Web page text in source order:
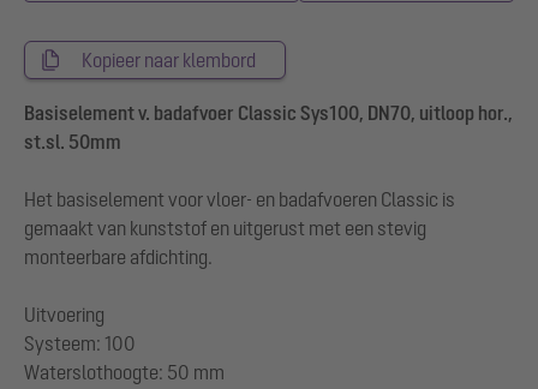
Kopieer naar klembord
Basiselement v. badafvoer Classic Sys100, DN70, uitloop hor.,
st.sl. 50mm
Het basiselement voor vloer- en badafvoeren Classic is
gemaakt van kunststof en uitgerust met een stevig
monteerbare afdichting.
Uitvoering
Systeem: 100
Waterslothoogte: 50 mm